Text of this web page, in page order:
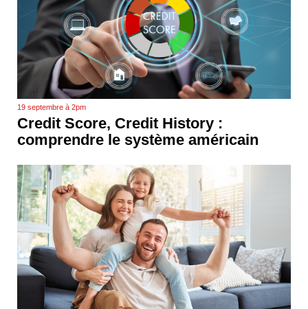
19 septembre à 2pm
Credit Score, Credit History :
comprendre le système américain